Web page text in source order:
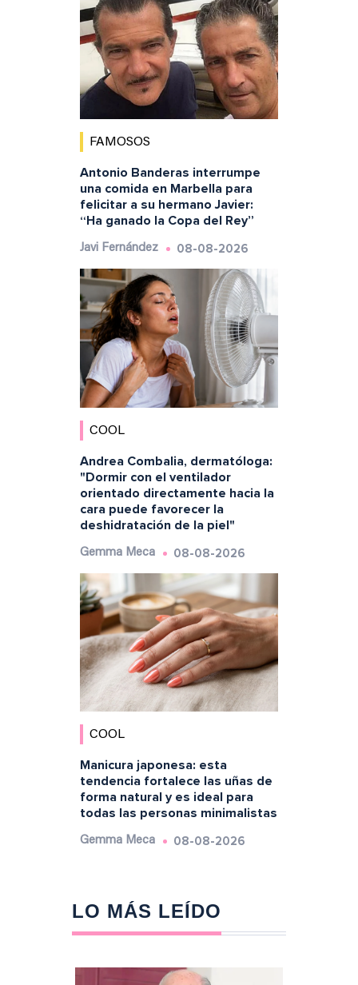
FAMOSOS
Antonio Banderas interrumpe
una comida en Marbella para
felicitar a su hermano Javier:
“Ha ganado la Copa del Rey”
Javi Fernández 08-08-2026
COOL
Andrea Combalia, dermatóloga:
"Dormir con el ventilador
orientado directamente hacia la
cara puede favorecer la
deshidratación de la piel"
Gemma Meca 08-08-2026
COOL
Manicura japonesa: esta
tendencia fortalece las uñas de
forma natural y es ideal para
todas las personas minimalistas
Gemma Meca 08-08-2026
LO MÁS LEÍDO